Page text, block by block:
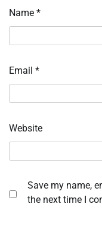
Name *
Email *
Website
Save my name,
the next time I